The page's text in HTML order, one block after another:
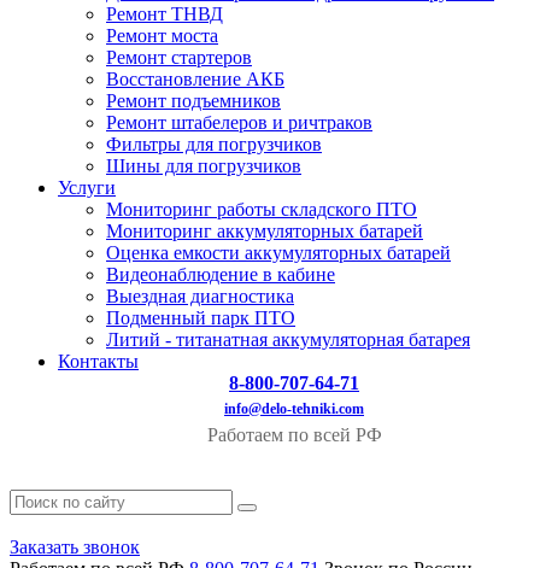
Ремонт ТНВД
Ремонт моста
Ремонт стартеров
Восстановление АКБ
Ремонт подъемников
Ремонт штабелеров и ричтраков
Фильтры для погрузчиков
Шины для погрузчиков
Услуги
Мониторинг работы складского ПТО
Мониторинг аккумуляторных батарей
Оценка емкости аккумуляторных батарей
Видеонаблюдение в кабине
Выездная диагностика
Подменный парк ПТО
Литий - титанатная аккумуляторная батарея
Контакты
8-800-707-64-71
info@delo-tehniki.com
Работаем по всей РФ
Заказать звонок